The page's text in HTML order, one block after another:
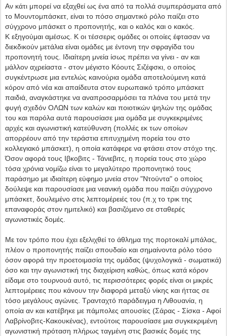
Αν κάτι μπορεί να εξαχθεί ως ένα από τα πολλά συμπεράσματα από
το Μουντομπάσκετ, είναι το πόσο σημαντικό ρόλο παίζει στο
σύγχρονο μπάσκετ ο προπονητής, και ο καλός και ο κακός.
Κ εξηγούμαι αμέσως. Κ οι τέσσερις ομάδες οι οποίες έφτασαν να
διεκδικούν μετάλια είναι ομάδες με έντονη την σφραγίδα του
προπονητή τους. Ιδιαίτερη μνεία ίσως πρέπει να γίνει - αν και
μάλλον αχρείαστα - στον μέγιστο Κόουτς Σιζέφσκι, ο οποίος
συγκέντρωσε μια εντελώς καινούρια ομάδα αποτελούμενη κατά
κόρον από νέα και απαίδευτα στον ευρωπαικό τρόπο μπάσκετ
παιδιά, αναγκάστηκε να αναπροσαρμόσει τα πλάνα του μετά την
φυγή σχεδόν ΟΛΩΝ των καλών και ποιοτικών ψηλών της ομάδας
του και παρόλα αυτά παρουσίασε μια ομάδα με συγκεκριμένες
αρχές και αγωνιστική κατεύθυνση (πολλές εκ των οποίων
απορρέουν από την τεράστια επιτυχημένη πορεία του στο
κολλεγιακό μπάσκετ), η οποία κατάφερε να φτάσει στον στόχο της.
Όσον αφορά τους Ιβκοβιτς - Τάνιεβιτς, η πορεία τους στο χώρο
τόσα χρόνια νομίζω είναι το μεγαλύτερο προπονητικό τους
παράσημο με ιδιαίτερη εύφημο μνεία στον "Ντούντα" ο οποίος
δούλεψε και παρουσίασε μια νεανική ομάδα που παίζει σύγχρονο
μπάσκετ, δουλεμένο στις λεπτομέρειές του (π.χ το τρικ της
επαναφοράς στον ημιτελικό) και βασιζόμενο σε σταθερές
αγωνιστικές δομές.
Με τον τρόπο που έχει εξελιχθεί το άθλημα της πορτοκαλί μπάλας,
πλέον ο προπονητής παίζει σπουδαίο και σημαίνοντα ρόλο τόσο
όσον αφορά την προετοιμασία της ομάδας (ψυχολογικά - σωματικά)
όσο και την αγωνιστική της διαχείριση καθώς, όπως κατά κόρον
είδαμε στο τουρνουά αυτό, τις περισσότερες φορές είναι οι μικρές
λεπτομέρειες που κάνουν την διαφορά μεταξύ νίκης και ήττας σε
τόσο μεγάλους αγώνες. Τρανταχτό παράδειγμα η Λιθουανία, η
οποία αν και κατέβηκε με πάμπολες απουσίες (Σάρας - Σίσκα - Αφοί
Λαβρίνοβιτς-Κακουκένας), εντούτοις παρουσίασε μια συγκεκριμένη
αγωνιστική πρόταση πλήρως ταγμένη στις βασικές δομές της